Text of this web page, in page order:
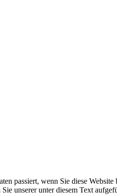
passiert, wenn Sie diese
unserer unter diesem Text